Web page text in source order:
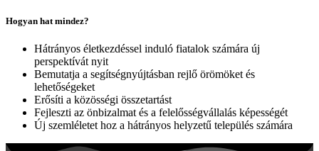
Hogyan hat mindez?
Hátrányos életkezdéssel induló fiatalok számára új
perspektívát nyit
Bemutatja a segítségnyújtásban rejlő örömöket és
lehetőségeket
Erősíti a közösségi összetartást
Fejleszti az önbizalmat és a felelősségvállalás képességét
Új szemléletet hoz a hátrányos helyzetű település számára